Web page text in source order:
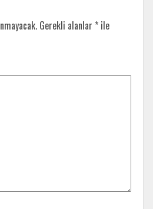
Gerekli alanlar * ile